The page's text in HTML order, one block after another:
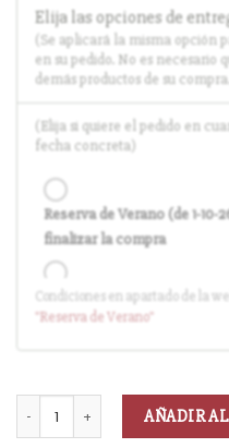
Elija las opciones de
(Se aplicará la misma opción
en su pedido. No es necesario
demás productos de su
(Elija si quiere el pedido en
fecha concreta)
Reserva de Verano (de 1-10-
finalizar la compra
Entrega en cuanto el pedido
Condiciones en apartado de la
"Reservade Verano"
AÑADIR